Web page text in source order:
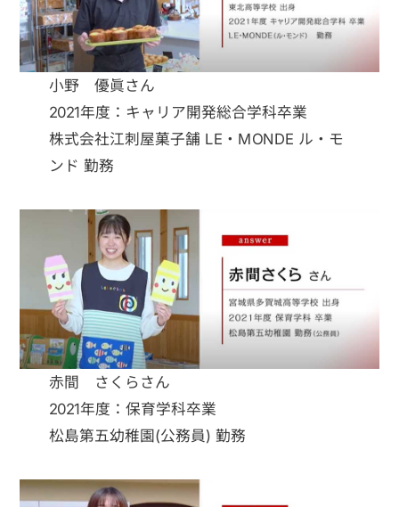
小野 優眞さん
2021年度：キャリア開発総合学科卒業
株式会社江刺屋菓子舗 LE・MONDE ル・モ
ンド 勤務
赤間 さくらさん
2021年度：保育学科卒業
松島第五幼稚園(公務員) 勤務